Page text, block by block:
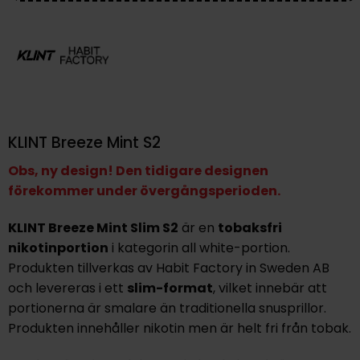
KLINT Breeze Mint S2
Obs, ny design! Den tidigare designen
förekommer under övergångsperioden.
KLINT Breeze Mint Slim S2 är en tobaksfri
nikotinportion i kategorin all white-portion.
Produkten tillverkas av Habit Factory in Sweden AB
och levereras i ett slim-format, vilket innebär att
portionerna är smalare än traditionella snusprillor.
Produkten innehåller nikotin men är helt fri från tobak.